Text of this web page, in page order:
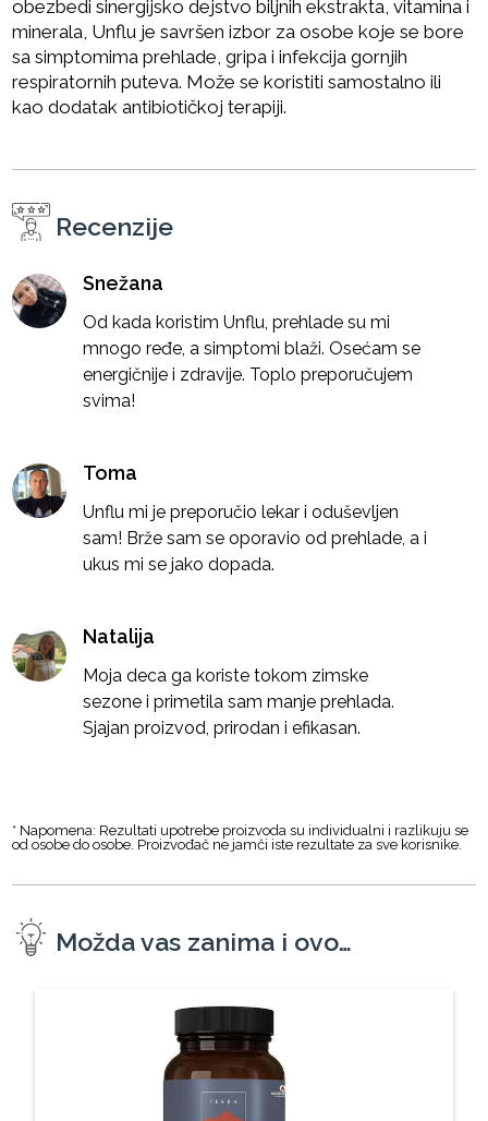
obezbedi sinergijsko dejstvo biljnih ekstrakta, vitamina i
minerala, Unflu je savršen izbor za osobe koje se bore
sa simptomima prehlade, gripa i infekcija gornjih
respiratornih puteva. Može se koristiti samostalno ili
kao dodatak antibiotičkoj terapiji.
Recenzije
Snežana
Od kada koristim Unflu, prehlade su mi
mnogo ređe, a simptomi blaži. Osećam se
energičnije i zdravije. Toplo preporučujem
svima!
Toma
Unflu mi je preporučio lekar i oduševljen
sam! Brže sam se oporavio od prehlade, a i
ukus mi se jako dopada.
Natalija
Moja deca ga koriste tokom zimske
sezone i primetila sam manje prehlada.
Sjajan proizvod, prirodan i efikasan.
* Napomena: Rezultati upotrebe proizvoda su individualni i razlikuju se
od osobe do osobe. Proizvođač ne jamči iste rezultate za sve korisnike.
Možda vas zanima i ovo…